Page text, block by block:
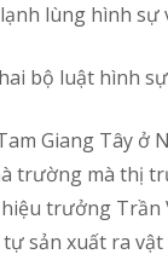
lùng hình sự
bộ luật hình
Giang Tây ở
trường mà thị
trưởng Trần
sản xuất ra